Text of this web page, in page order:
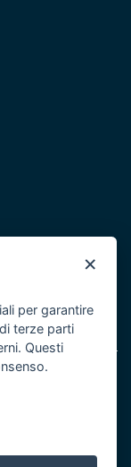
2014/2020 -
×
per garantire
terze parti
Questi